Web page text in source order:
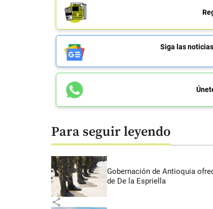
Siga las
Para seguir leyendo
Gobernación de Antioquia
de De la Espriella
share